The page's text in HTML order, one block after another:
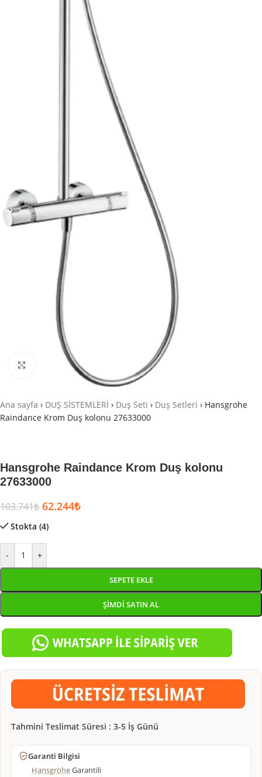
Büyütmek için tıklayın
Ana sayfa › DUŞ SİSTEMLERİ › Duş Seti › Duş Setleri › Hansgrohe
Raindance Krom Duş kolonu 27633000
Hansgrohe Raindance Krom Duş kolonu
27633000
103.741₺ 62.244₺
Stokta (4)
- +
SEPETE EKLE
ŞIMDI SATIN AL
Tahmini Teslimat Süresi : 3-5 İş Günü
Garanti Bilgisi
HansgroheGarantili